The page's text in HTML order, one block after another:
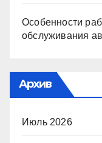
Особенности
обслуживания
Архив
Июль 2026